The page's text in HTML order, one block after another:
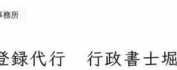
務所
録代行 行政書士